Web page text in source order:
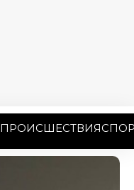
ПРОИСШЕСТВИЯ